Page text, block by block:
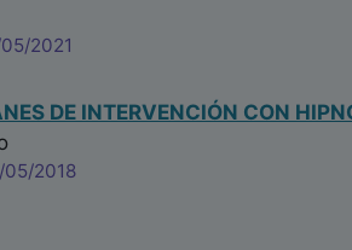
2021
DE INTERVENCIÓN CON
2018